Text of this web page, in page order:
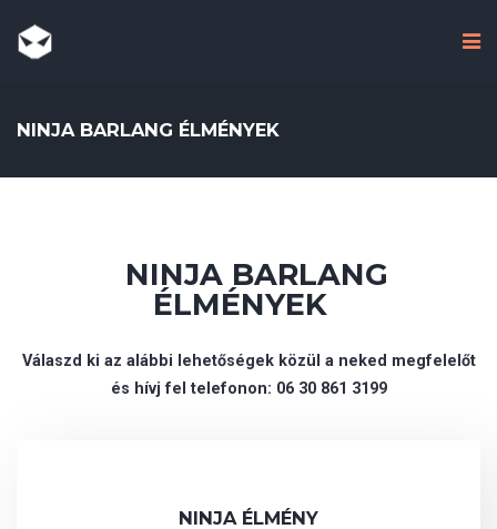
NINJA BARLANG ÉLMÉNYEK
NINJA BARLANG
ÉLMÉNYEK
Válaszd ki az alábbi lehetőségek közül a neked megfelelőt
és hívj fel telefonon: 06 30 861 3199
NINJA ÉLMÉNY